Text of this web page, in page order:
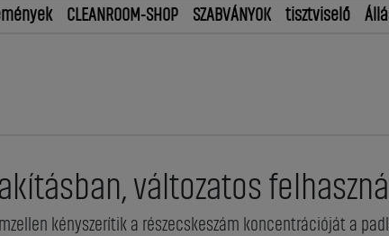
CLEANROOM-SHOP SZABVÁNYOK tisztviselő
változatos
kényszerítik a részecskeszám koncentrációját a